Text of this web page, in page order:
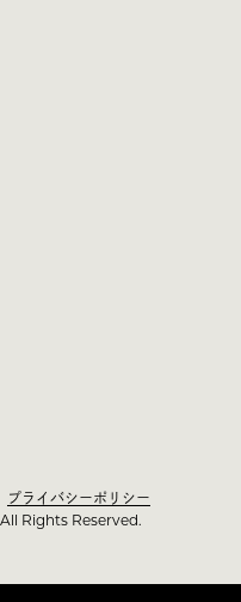
Rights Reserved.
プライバシーポリシー
Rights Reserved.